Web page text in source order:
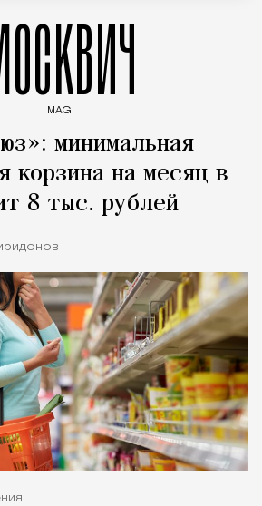
MAG
минимальная
корзина на месяц в
8 тыс. рублей